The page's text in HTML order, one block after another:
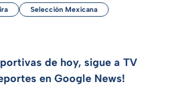
Selección Mexicana
de hoy, sigue a TV
en Google News!